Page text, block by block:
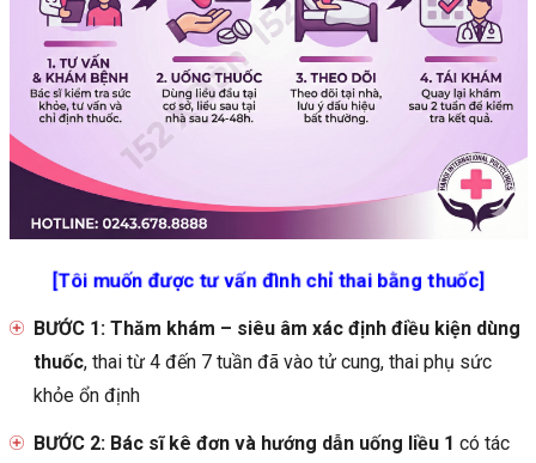
[Tôi muốn được tư vấn đình chỉ thai bằng thuốc]
BƯỚC 1: Thăm khám – siêu âm xác định điều kiện dùng
thuốc, thai từ 4 đến 7 tuần đã vào tử cung, thai phụ sức
khỏe ổn định
BƯỚC 2: Bác sĩ kê đơn và hướng dẫn uống liều 1 có tác
Đã khám thai
Đã thử que, chậm kinh
(Nhớ để ý điện thoại, bác sĩ sẽ liên hệ tư vấn